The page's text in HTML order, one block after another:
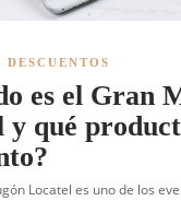
DESCUENTOS
es el Gran
y qué
Locatel es uno de los